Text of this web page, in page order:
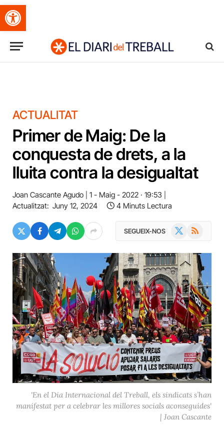
Obre la barra d'eines
ACTUALITAT
Primer de Maig: De la
conquesta de drets, a la
lluita contra la desigualtat
Joan Cascante Agudo
1 - Maig - 2022 · 19:53
Actualitzat: Juny 12, 2024 4 Minuts Lectura
SEGUEIX-NOS RSS
'En el Dia Internacional del Treball, els sindicats s’han
manifestat per a celebrar les millores socials aconseguides'
| Joan Cascante